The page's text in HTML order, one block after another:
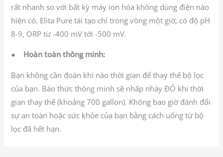
rất nhanh so với bất kỳ máy ion hóa không dùng điện nào
hiện có. Elita Pure tái tạo chỉ trong vòng một giờ, có độ pH
8-9, ORP từ -400 mV tới -500 mV.
● Hoàn toàn thông minh:
Bạn không cần đoán khi nào thời gian để thay thế bộ lọc
của bạn. Báo thức thông minh sẽ nhấp nháy ĐỎ khi thời
gian thay thế (khoảng 700 gallon). Không bao giờ đánh đổi
sự an toàn hoặc sức khỏe của bạn bằng cách uống từ bộ
lọc đã hết hạn.